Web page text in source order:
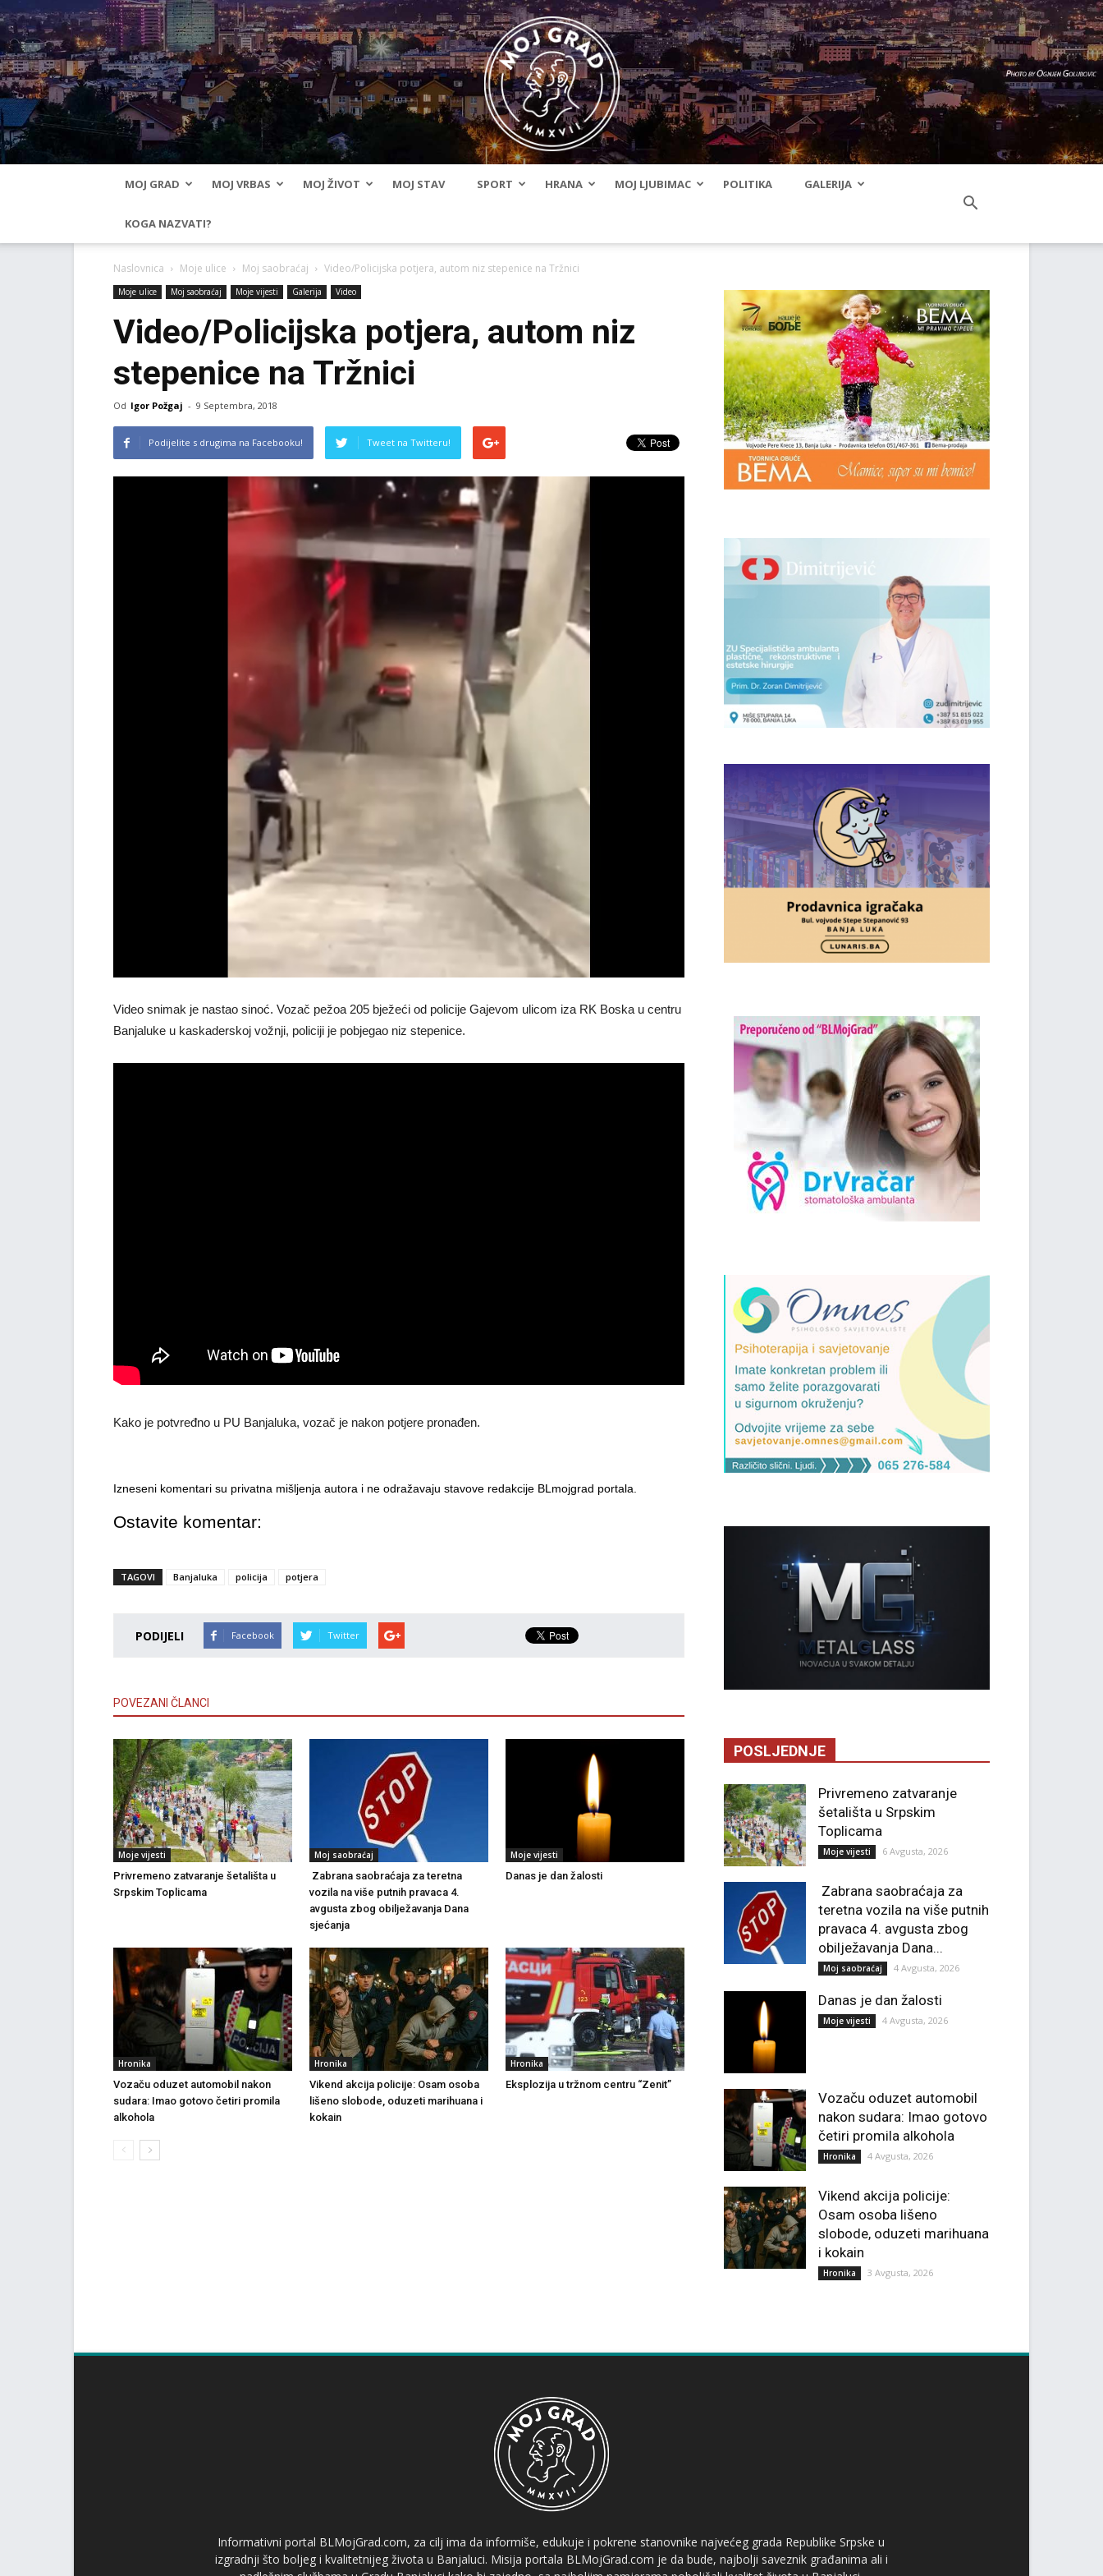
MOJ GRAD MOJ VRBAS MOJ ŽIVOT MOJ STAV SPORT HRANA MOJ LJUBIMAC POLITIKA GALERIJA
KOGA NAZVATI?
Naslovnica Moje ulice Moj saobraćaj Video/Policijska potjera, autom niz stepenice na Tržnici
Moje ulice Moj saobraćaj Moje vijesti Galerija Video
Video/Policijska potjera, autom niz
stepenice na Tržnici
Od Igor Požgaj - 9 Septembra, 2018
Podijelite s drugima na Facebooku! Tweet na Twitteru!
Video snimak je nastao sinoć. Vozač pežoa 205 bježeći od policije Gajevom ulicom iza RK Boska u centru
Banjaluke u kaskaderskoj vožnji, policiji je pobjegao niz stepenice.
Kako je potvređno u PU Banjaluka, vozač je nakon potjere pronađen.
Izneseni komentari su privatna mišljenja autora i ne odražavaju stavove redakcije BLmojgrad portala.
Ostavite komentar:
TAGOVI Banjaluka policija potjera
PODIJELI Facebook Twitter
POVEZANI ČLANCI
Moje vijesti
Privremeno zatvaranje šetališta u
Srpskim Toplicama
Moj saobraćaj
Zabrana saobraćaja za teretna
vozila na više putnih pravaca 4.
avgusta zbog obilježavanja Dana
sjećanja
Moje vijesti
Danas je dan žalosti
Hronika
Vozaču oduzet automobil nakon
sudara: Imao gotovo četiri promila
alkohola
Hronika
Vikend akcija policije: Osam osoba
lišeno slobode, oduzeti marihuana i
kokain
Hronika
Eksplozija u tržnom centru “Zenit”
POSLJEDNJE
Privremeno zatvaranje
šetališta u Srpskim
Toplicama
Moje vijesti 6 Avgusta, 2026
Zabrana saobraćaja za
teretna vozila na više putnih
pravaca 4. avgusta zbog
obilježavanja Dana...
Moj saobraćaj 4 Avgusta, 2026
Danas je dan žalosti
Moje vijesti 4 Avgusta, 2026
Vozaču oduzet automobil
nakon sudara: Imao gotovo
četiri promila alkohola
Hronika 4 Avgusta, 2026
Vikend akcija policije:
Osam osoba lišeno
slobode, oduzeti marihuana
i kokain
Hronika 3 Avgusta, 2026
Informativni portal BLMojGrad.com, za cilj ima da informiše, edukuje i pokrene stanovnike najvećeg grada Republike Srpske u
izgradnji što boljeg i kvalitetnijeg života u Banjaluci. Misija portala BLMojGrad.com je da bude, najbolji saveznik građanima ali i